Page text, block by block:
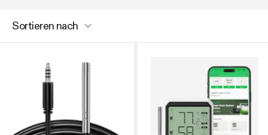
Sortieren nach